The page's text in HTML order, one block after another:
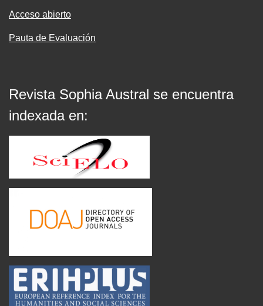
Acceso abierto
Pauta de Evaluación
Revista Sophia Austral se encuentra
indexada en: